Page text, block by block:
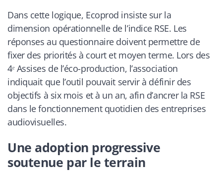
Dans cette logique, Ecoprod insiste sur la
dimension opérationnelle de l’indice RSE. Les
réponses au questionnaire doivent permettre de
fixer des priorités à court et moyen terme. Lors des
4ᵉ Assises de l’éco-production, l’association
indiquait que l’outil pouvait servir à définir des
objectifs à six mois et à un an, afin d’ancrer la RSE
dans le fonctionnement quotidien des entreprises
audiovisuelles.
Une adoption progressive
soutenue par le terrain